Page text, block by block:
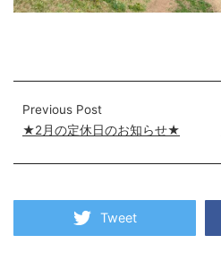
Previous Post
★2月の定休日のお知らせ★
Tweet